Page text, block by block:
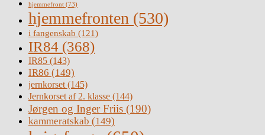
hjemmefront (73)
hjemmefronten (530)
i fangenskab (121)
IR84 (368)
IR85 (143)
IR86 (149)
jernkorset(145)
Jernkorset af 2. klasse (144)
Jørgen og Inger Friis (190)
kammeratskab (149)